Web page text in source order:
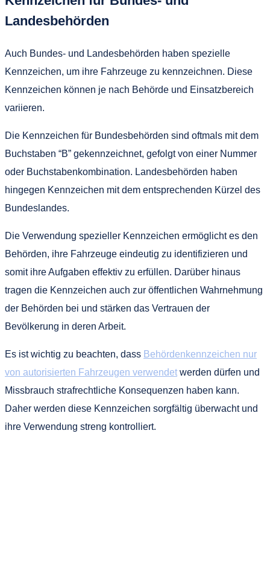
Landesbehörden
Auch Bundes- und Landesbehörden haben spezielle
Kennzeichen, um ihre Fahrzeuge zu kennzeichnen. Diese
Kennzeichen können je nach Behörde und Einsatzbereich
variieren.
Die Kennzeichen für Bundesbehörden sind oftmals mit dem
Buchstaben “B” gekennzeichnet, gefolgt von einer Nummer
oder Buchstabenkombination. Landesbehörden haben
hingegen Kennzeichen mit dem entsprechenden Kürzel des
Bundeslandes.
Die Verwendung spezieller Kennzeichen ermöglicht es den
Behörden, ihre Fahrzeuge eindeutig zu identifizieren und
somit ihre Aufgaben effektiv zu erfüllen. Darüber hinaus
tragen die Kennzeichen auch zur öffentlichen Wahrnehmung
der Behörden bei und stärken das Vertrauen der
Bevölkerung in deren Arbeit.
Es ist wichtig zu beachten, dass Behördenkennzeichen nur
von autorisierten Fahrzeugen verwendet werden dürfen und
Missbrauch strafrechtliche Konsequenzen haben kann.
Daher werden diese Kennzeichen sorgfältig überwacht und
ihre Verwendung streng kontrolliert.